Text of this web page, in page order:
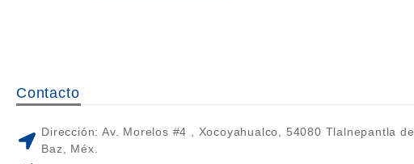
Contacto
Dirección: Av. Morelos #4 , Xocoyahualco, 54080 Tlalnepantla de
Baz, Méx.